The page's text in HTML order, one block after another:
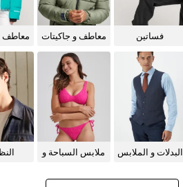
فساتين
معاطف و جاكيتات
معاطف
البدلات و الملابس
ملابس السباحة و